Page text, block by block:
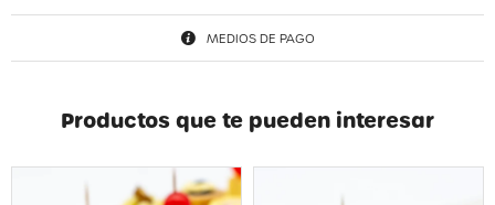
MEDIOS DE PAGO
Productos que te pueden interesar